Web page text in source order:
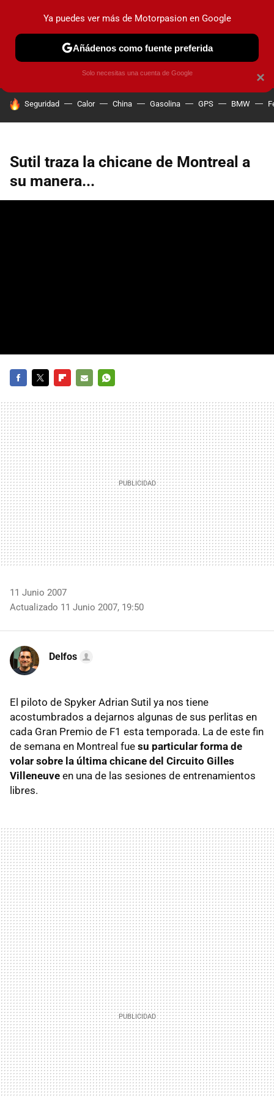
PRUEBAS COCHES ELÉCTRICOS OBSERVATORIO
HOY SE HABLA DE
Seguridad Calor China Gasolina GPS BMW
Sutil traza la chicane de Montreal a
su manera...
MAIL
11 Junio 2007
Actualizado 11 Junio 2007, 19:50
Delfos
El piloto de Spyker Adrian Sutil ya nos tiene
acostumbrados a dejarnos algunas de sus perlitas en
cada Gran Premio de F1 esta temporada. La de este fin
de semana en Montreal fue su particular forma de
volar sobre la última chicane del Circuito Gilles
Villeneuve en una de las sesiones de entrenamientos
libres.
×
Ya puedes ver más de Motorpasion en Google
Añádenos como fuente preferida
Solo necesitas una cuenta de Google